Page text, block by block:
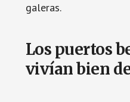
galeras.
Los puertos
vivían bien